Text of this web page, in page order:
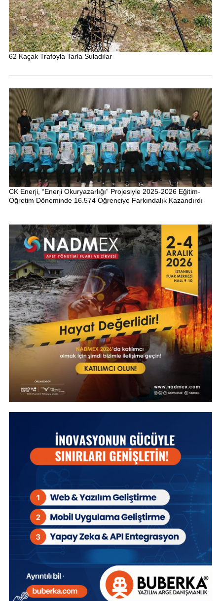
62 Kaçak Trafoyla Tarla Suladılar
CK Enerji, “Enerji Okuryazarlığı” Projesiyle 2025-2026 Eğitim-
Öğretim Döneminde 16.574 Öğrenciye Farkındalık Kazandırdı